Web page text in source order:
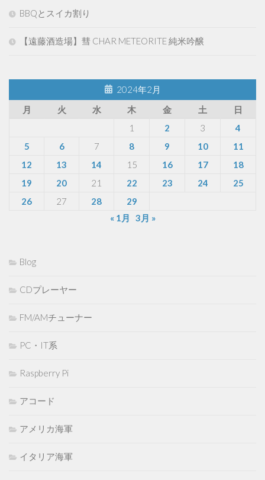
BBQとスイカ割り
【遠藤酒造場】彗 CHAR METEORITE 純米吟醸
2024年2月
月
火 水 木 金 土
日
1
2 3
4
5
6 7 8 9 10
11
12
13 14 15 16 17
18
19
20 21 22 23 24
25
26
27 28
29
« 1月
3月 »
Blog
CDプレーヤー
FM/AMチューナー
PC・IT系
Raspberry Pi
アコード
アメリカ海軍
イタリア海軍